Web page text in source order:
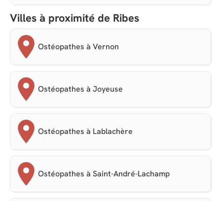
Villes à proximité de Ribes
Ostéopathes à Vernon
Ostéopathes à Joyeuse
Ostéopathes à Lablachère
Ostéopathes à Saint-André-Lachamp